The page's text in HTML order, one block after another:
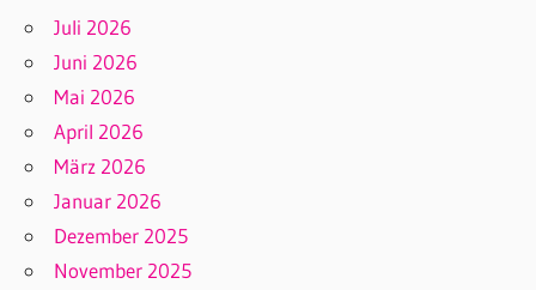
Juli 2026
Juni 2026
Mai 2026
April 2026
März 2026
Januar 2026
Dezember 2025
November 2025